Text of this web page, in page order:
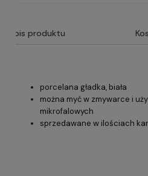
Opis produktu
porcelana gładka, biała
można myć w zmywarce i
mikrofalowych
sprzedawane w ilościach